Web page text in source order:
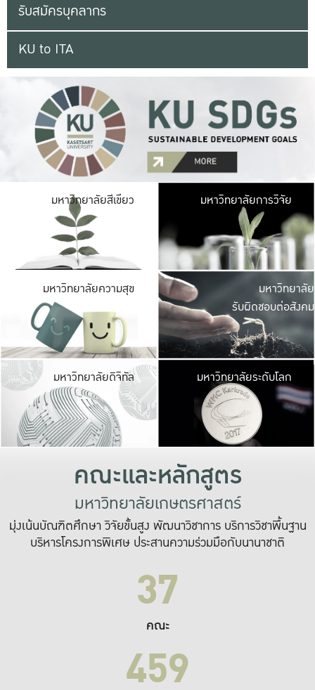
รับสมัครบุคลากร
KU to ITA
มหาวิทยาลัยสีเขียว มหาวิ
มีพื้นที่เขียวสดใส
เป็นป่าในเมือง เกษต
มหาวิทยาลัยการวิจัย
มหาวิทยาลัยความสุข มหาวิ
ค
เปิดประ
และพบเรื่องราวใ
มหาวิทยาลัย
รับผิดชอบต่อสังคม
มหาวิทยาลัยดิจิทัล มหาวิ
เปลี่ยนแปลง แล
เพื่อทำง
ระบบสารสนเทศ
มหาวิทยาลัยระดับโลก
คณะและหลักสูตร
มหาวิทยาลัยเกษตรศาสตร์
มุ่งเน้นบัณฑิตศึกษา วิจัยขั้นสูง พัฒนาวิชาการ บริการวิชาพื้นฐาน
บริหารโครงการพิเศษ ประสานความร่วมมือกับนานาชาติ
37
คณะ
459